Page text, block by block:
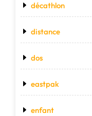
décathlon
distance
dos
eastpak
enfant